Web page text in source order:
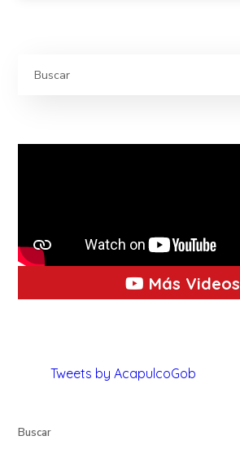
Más Videos
Tweets by AcapulcoGob
Buscar